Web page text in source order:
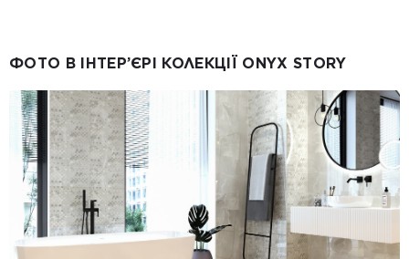
ФОТО В ІНТЕР’ЄРІ КОЛЕКЦІЇ ONYX STORY